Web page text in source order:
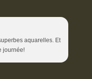
aquarelles. Et
journée!